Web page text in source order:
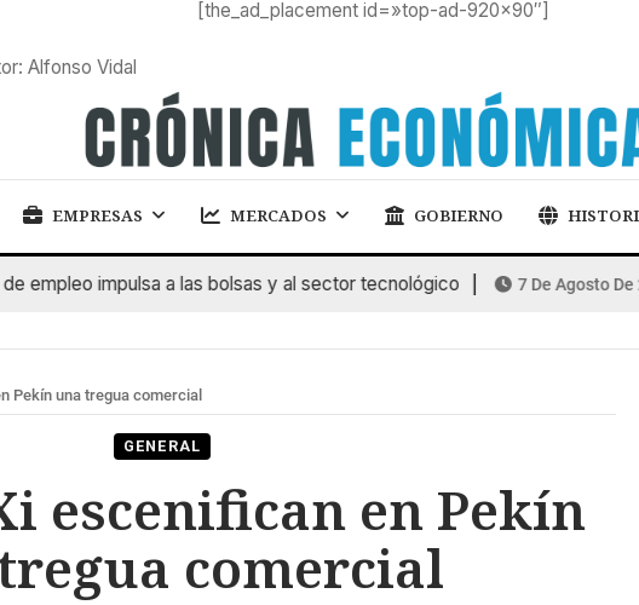
[the_ad_placement id=»top-ad-920×90″]
Alfonso Vidal
EMPRESAS MERCADOS GOBIERNO
impulsa a las bolsas y al sector tecnológico 7 De Agosto De 2026
Pekín una tregua comercial
GENERAL
escenifican en Pekín
comercial